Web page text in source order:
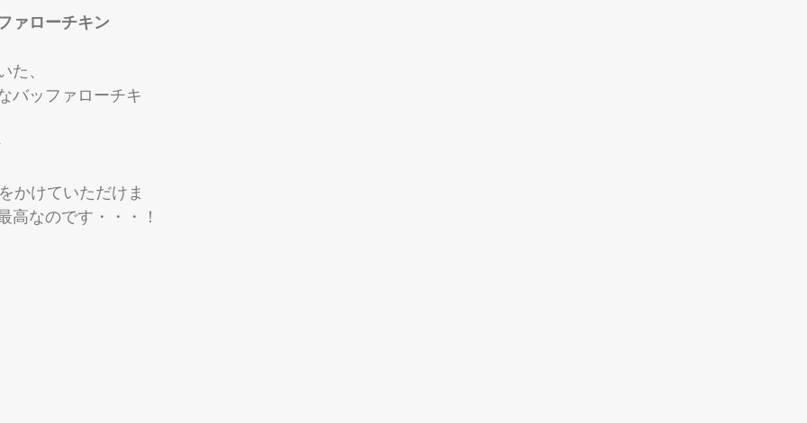
ァローチキン
た、
バッファローチキ
かけていただけま
高なのです・・・！